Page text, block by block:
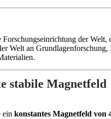
Forschungseinrichtung der
Welt an
stabile Magnetfeld
ein konstantes Magnetfeld von